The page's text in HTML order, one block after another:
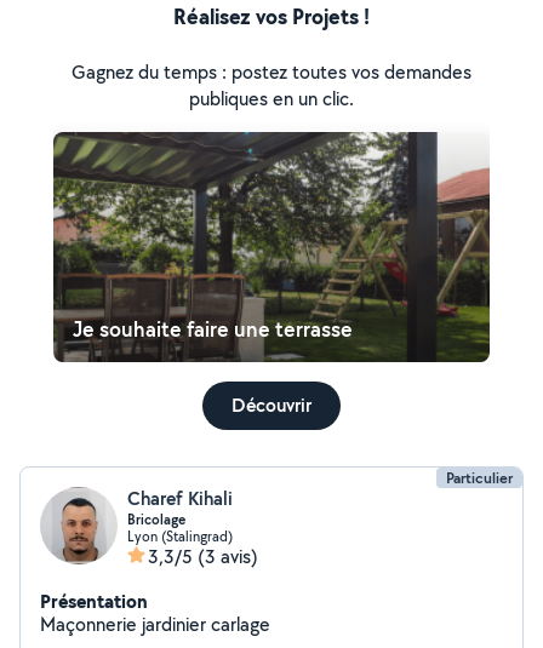
Réalisez vos Projets !
Gagnez du temps : postez toutes vos demandes
publiques en un clic.
Je souhaite faire une terrasse
Découvrir
Particulier
Charef Kihali
Bricolage
Lyon (Stalingrad)
3,3/5 (3 avis)
Présentation
Maçonnerie jardinier carlage